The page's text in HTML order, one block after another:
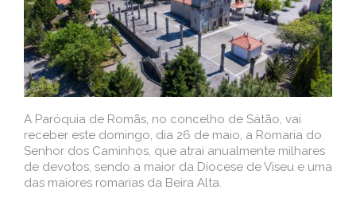
A Paróquia de Romãs, no concelho de Sátão, vai
receber este domingo, dia 26 de maio, a Romaria do
Senhor dos Caminhos, que atrai anualmente milhares
de devotos, sendo a maior da Diocese de Viseu e uma
das maiores romarias da Beira Alta.